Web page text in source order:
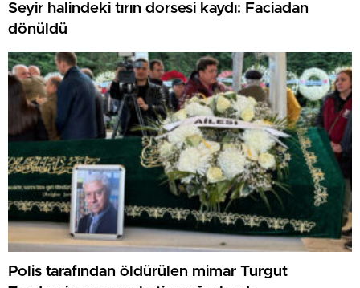
Seyir halindeki tırın dorsesi kaydı: Faciadan
dönüldü
Polis tarafından öldürülen mimar Turgut